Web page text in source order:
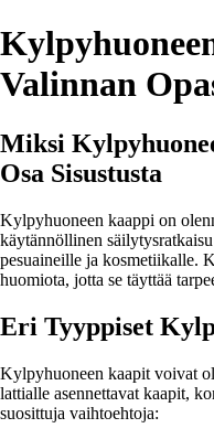
Valinnan
Miksi
Osa Sisustusta
Kylpyhuoneen kaappi on
käytännöllinen
pesuaineille ja kosmetiikalle.
huomiota, jotta se täyttää
Eri Tyyppiset
Kylpyhuoneen kaapit voivat
lattialle asennettavat kaapit,
suosittuja vaihtoehtoja: